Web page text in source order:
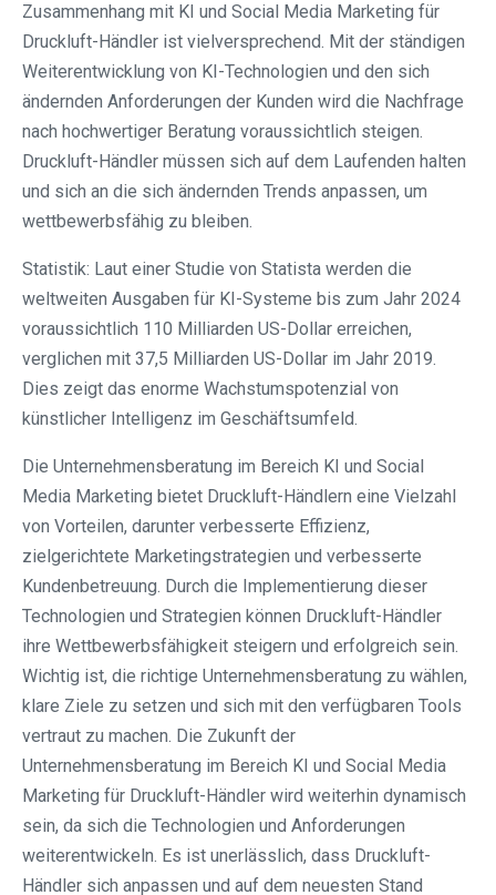
Zusammenhang mit KI und Social Media Marketing für
Druckluft-Händler ist vielversprechend. Mit der ständigen
Weiterentwicklung von KI-Technologien und den sich
ändernden Anforderungen der Kunden wird die Nachfrage
nach hochwertiger Beratung voraussichtlich steigen.
Druckluft-Händler müssen sich auf dem Laufenden halten
und sich an die sich ändernden Trends anpassen, um
wettbewerbsfähig zu bleiben.
Statistik: Laut einer Studie von Statista werden die
weltweiten Ausgaben für KI-Systeme bis zum Jahr 2024
voraussichtlich 110 Milliarden US-Dollar erreichen,
verglichen mit 37,5 Milliarden US-Dollar im Jahr 2019.
Dies zeigt das enorme Wachstumspotenzial von
künstlicher Intelligenz im Geschäftsumfeld.
Die Unternehmensberatung im Bereich KI und Social
Media Marketing bietet Druckluft-Händlern eine Vielzahl
von Vorteilen, darunter verbesserte Effizienz,
zielgerichtete Marketingstrategien und verbesserte
Kundenbetreuung. Durch die Implementierung dieser
Technologien und Strategien können Druckluft-Händler
ihre Wettbewerbsfähigkeit steigern und erfolgreich sein.
Wichtig ist, die richtige Unternehmensberatung zu wählen,
klare Ziele zu setzen und sich mit den verfügbaren Tools
vertraut zu machen. Die Zukunft der
Unternehmensberatung im Bereich KI und Social Media
Marketing für Druckluft-Händler wird weiterhin dynamisch
sein, da sich die Technologien und Anforderungen
weiterentwickeln. Es ist unerlässlich, dass Druckluft-
Händler sich anpassen und auf dem neuesten Stand